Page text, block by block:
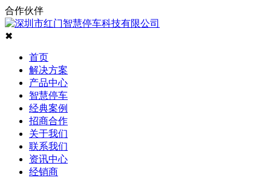
合作伙伴
✖
首页
解决方案
产品中心
智慧停车
经典案例
招商合作
关于我们
联系我们
资讯中心
经销商